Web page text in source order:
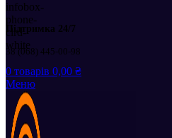
Підтримка 24/7
38 (068) 445-00-98
0 товарів 0,00 ₴
Меню